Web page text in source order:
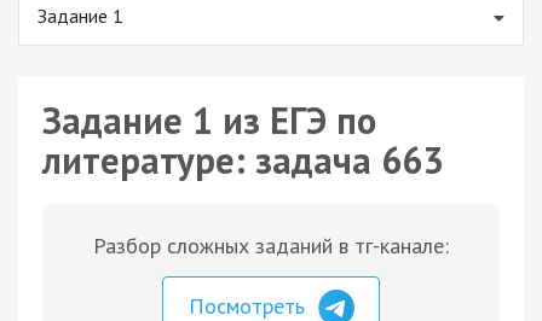
Задание 1
Задание 1 из ЕГЭ по
литературе: задача 663
Разбор сложных заданий в тг-канале:
Посмотреть